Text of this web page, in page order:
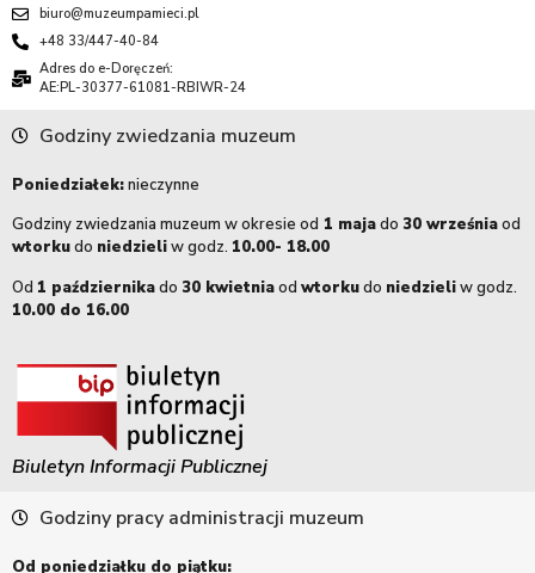
biuro@muzeumpamieci.pl
+48 33/447-40-84
Adres do e-Doręczeń:
AE:PL-30377-61081-RBIWR-24
Godziny zwiedzania muzeum
Poniedziałek:nieczynne
Godziny zwiedzania muzeum w okresie od 1 majado 30 wrześniaod
wtorkudo niedzieliw godz. 10.00- 18.00
Od 1 październikado 30 kwietniaod wtorkudo niedzieliw godz.
10.00 do 16.00
Biuletyn Informacji Publicznej
Godziny pracy administracji muzeum
Od poniedziałku do piątku: